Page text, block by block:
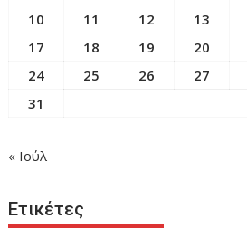
10
11 12 13
17
18 19 20
24
25 26 27
31
« Ιούλ
Ετικέτες